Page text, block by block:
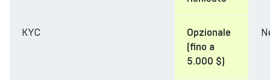
KYC
Opzionale
(fino a
5.000 $)